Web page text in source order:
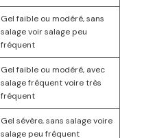
Gel faible ou modéré, sans
salage voir salage peu
fréquent
Gel faible ou modéré, avec
salage fréquent voire très
fréquent
Gel sévère, sans salage voire
salage peu fréquent